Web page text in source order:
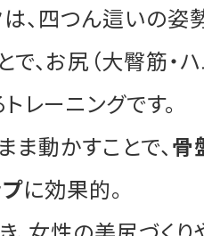
は、四つん這いの
、お尻（大臀筋・
レーニングです。
動かすことで、 骨
に効果的。